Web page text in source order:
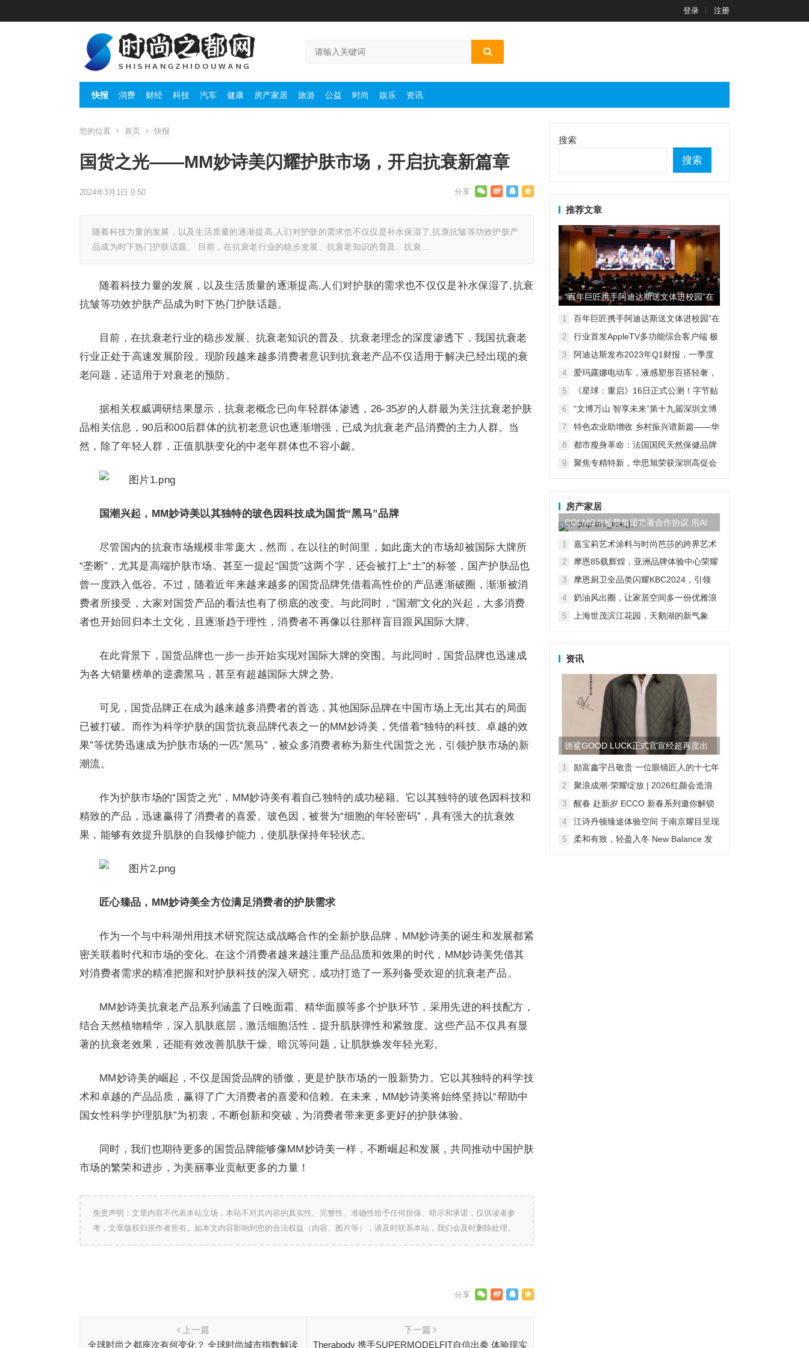
登录 注册
快报 消费 财经 科技 汽车 健康 房产家居 旅游 公益 时尚 娱乐 资讯
您的位置 首页 快报
国货之光——MM妙诗美闪耀护肤市场，开启抗衰新篇章
2024年3月1日 0:50
随着科技力量的发展，以及生活质量的逐渐提高,人们对护肤的需求也不仅仅是补水保湿了,抗衰抗皱等功效护肤产
品成为时下热门护肤话题。 目前，在抗衰老行业的稳步发展、抗衰老知识的普及、抗衰…
随着科技力量的发展，以及生活质量的逐渐提高,人们对护肤的需求也不仅仅是补水保湿了,抗衰
抗皱等功效护肤产品成为时下热门护肤话题。
目前，在抗衰老行业的稳步发展、抗衰老知识的普及、抗衰老理念的深度渗透下，我国抗衰老
行业正处于高速发展阶段。现阶段越来越多消费者意识到抗衰老产品不仅适用于解决已经出现的衰
老问题，还适用于对衰老的预防。
据相关权威调研结果显示，抗衰老概念已向年轻群体渗透，26-35岁的人群最为关注抗衰老护肤
品相关信息，90后和00后群体的抗初老意识也逐渐增强，已成为抗衰老产品消费的主力人群。当
然，除了年轻人群，正值肌肤变化的中老年群体也不容小觑。
国潮兴起，MM妙诗美以其独特的玻色因科技成为国货“黑马”品牌
尽管国内的抗衰市场规模非常庞大，然而，在以往的时间里，如此庞大的市场却被国际大牌所
“垄断”，尤其是高端护肤市场。甚至一提起“国货”这两个字，还会被打上“土”的标签，国产护肤品也
曾一度跌入低谷。不过，随着近年来越来越多的国货品牌凭借着高性价的产品逐渐破圈，渐渐被消
费者所接受，大家对国货产品的看法也有了彻底的改变。与此同时，“国潮”文化的兴起，大多消费
者也开始回归本土文化，且逐渐趋于理性，消费者不再像以往那样盲目跟风国际大牌。
在此背景下，国货品牌也一步一步开始实现对国际大牌的突围。与此同时，国货品牌也迅速成
为各大销量榜单的逆袭黑马，甚至有超越国际大牌之势。
可见，国货品牌正在成为越来越多消费者的首选，其他国际品牌在中国市场上无出其右的局面
已被打破。而作为科学护肤的国货抗衰品牌代表之一的MM妙诗美，凭借着“独特的科技、卓越的效
果”等优势迅速成为护肤市场的一匹“黑马”，被众多消费者称为新生代国货之光，引领护肤市场的新
潮流。
作为护肤市场的“国货之光”，MM妙诗美有着自己独特的成功秘籍。它以其独特的玻色因科技和
精致的产品，迅速赢得了消费者的喜爱。玻色因，被誉为“细胞的年轻密码”，具有强大的抗衰效
果，能够有效提升肌肤的自我修护能力，使肌肤保持年轻状态。
匠心臻品，MM妙诗美全方位满足消费者的护肤需求
作为一个与中科湖州用技术研究院达成战略合作的全新护肤品牌，MM妙诗美的诞生和发展都紧
密关联着时代和市场的变化。在这个消费者越来越注重产品品质和效果的时代，MM妙诗美凭借其
对消费者需求的精准把握和对护肤科技的深入研究，成功打造了一系列备受欢迎的抗衰老产品。
MM妙诗美抗衰老产品系列涵盖了日晚面霜、精华面膜等多个护肤环节，采用先进的科技配方，
结合天然植物精华，深入肌肤底层，激活细胞活性，提升肌肤弹性和紧致度。这些产品不仅具有显
著的抗衰老效果，还能有效改善肌肤干燥、暗沉等问题，让肌肤焕发年轻光彩。
MM妙诗美的崛起，不仅是国货品牌的骄傲，更是护肤市场的一股新势力。它以其独特的科学技
术和卓越的产品品质，赢得了广大消费者的喜爱和信赖。在未来，MM妙诗美将始终坚持以“帮助中
国女性科学护理肌肤”为初衷，不断创新和突破，为消费者带来更多更好的护肤体验。
同时，我们也期待更多的国货品牌能够像MM妙诗美一样，不断崛起和发展，共同推动中国护肤
市场的繁荣和进步，为美丽事业贡献更多的力量！
免责声明：文章内容不代表本站立场，本站不对其内容的真实性、完整性、准确性给予任何担保、暗示和承诺，仅供读者参
考，文章版权归原作者所有。如本文内容影响到您的合法权益（内容、图片等），请及时联系本站，我们会及时删除处理。
上一篇
全球时尚之都座次有何变化？ 全球时尚城市指数解读
下一篇
Therabody 携手SUPERMODELFIT自信出拳 体验现实
搜索
搜索
推荐文章
“百年巨匠携手阿迪达斯送文体进校园”在
京启动
1
百年巨匠携手阿迪达斯送文体进校园”在
2
行业首发AppleTV多功能综合客户端 极
3
阿迪达斯发布2023年Q1财报，一季度
4
爱玛露娜电动车，液感塑形百搭轻奢，
5
《星球：重启》16日正式公测！字节贴
6
“文博万山 智享未来”第十九届深圳文博
7
特色农业助增收 乡村振兴谱新篇——华
8
都市瘦身革命：法国国民天然保健品牌
案
9
聚焦专精特新，华思旭荣获深圳高促会
房产家居
COLMO与松赞集团签署合作协议 用AI
科技打造山居生活场景...
1 嘉宝莉艺术涂料与时尚芭莎的跨界艺术
2
摩恩85载辉煌，亚洲品牌体验中心荣耀
3
摩恩厨卫全品类闪耀KBC2024，引领
4
奶油风出圈，让家居空间多一份优雅浪
5 上海世茂滨江花园，天鹅湖的新气象
资讯
德鲨GOOD LUCK正式官宣经超再度出
任品牌形象大使
1
励富鑫宇吕敬贵 一位眼镜匠人的十七年
2
聚浪成潮·荣耀绽放 | 2026红颜会造浪
3
醒春 赴新岁 ECCO 新春系列邀你解锁
4 江诗丹顿臻途体验空间 于南京耀目呈现
5
柔和有致，轻盈入冬 New Balance 发